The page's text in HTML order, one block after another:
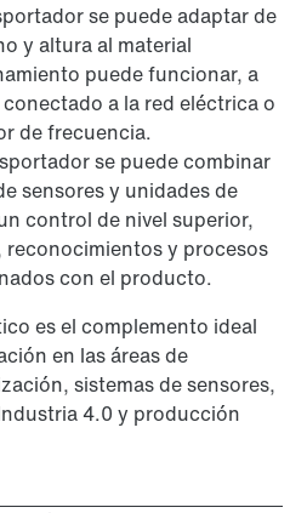
se puede adaptar de
y altura al material
puede funcionar, a
a la red eléctrica o
de frecuencia.
se puede combinar
sensores y unidades de
control de nivel superior,
y procesos
con el producto.
es el complemento ideal
en las áreas de
sistemas de sensores,
4.0 y producción